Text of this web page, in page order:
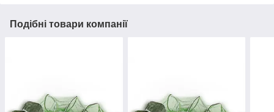
Подібні товари компанії